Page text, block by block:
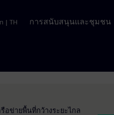
| TH การสนับสนุนและชุมชน
อข่ายพื้นที่กว้างระยะไกล